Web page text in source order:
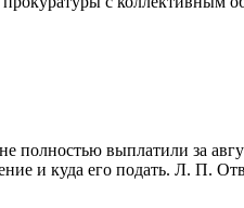
выплатили за
и куда его подать. Л. П.